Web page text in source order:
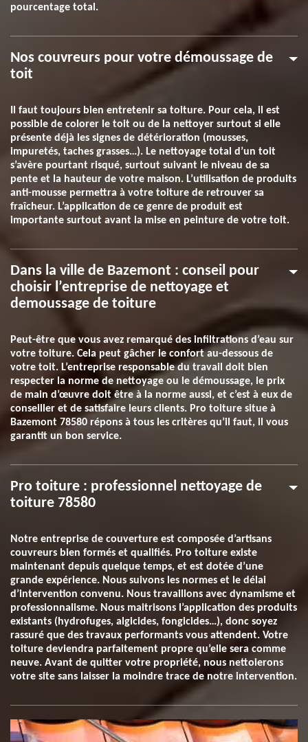
pourcentage total.
Nos couvreurs pour votre démoussage de
toit
Il faut toujours bien entretenir sa toiture. Pour cela, il est
possible de colorer le toit ou de la nettoyer surtout si elle
présente déjà les signes de détérioration (mousses,
impuretés, taches grasses…). Le nettoyage total d’un toit
s’avère pourtant risqué, surtout suivant le niveau de sa
pente et la hauteur de votre maison. L’utilisation de produits
anti-mousse permettra à votre toiture de retrouver sa
fraîcheur. L’application de ce genre de produit est
importante surtout avant la mise en peinture de votre toit.
Dans la ville de Bazemont : conseil pour
choisir l’entreprise de nettoyage et
demoussage de toiture
Peut-être que vous avez remarqué des infiltrations d’eau sur
votre toiture. Cela peut gâcher le confort au-dessous de
votre toit. L’entreprise responsable du travail doit bien
respecter la norme de nettoyage ou le démoussage, le prix
de main d’œuvre doit être à la norme aussi, et c’est à eux de
conseiller et de satisfaire leurs clients. Pro toiture situe à
Bazemont 78580 répons à tous les critères qu’il faut, il vous
garantit un bon service.
Pro toiture : professionnel nettoyage de
toiture 78580
Notre entreprise de couverture est composée d’artisans
couvreurs bien formés et qualifiés. Pro toiture existe
maintenant depuis quelque temps, et est dotée d’une
grande expérience. Nous suivons les normes et le délai
d’intervention convenu. Nous travaillons avec dynamisme et
professionnalisme. Nous maitrisons l’application des produits
existants (hydrofuges, algicides, fongicides…), donc soyez
rassuré que des travaux performants vous attendent. Votre
toiture deviendra parfaitement propre qu’elle sera comme
neuve. Avant de quitter votre propriété, nous nettoierons
votre site sans laisser la moindre trace de notre intervention.